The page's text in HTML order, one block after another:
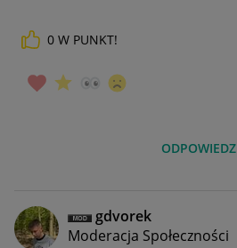
0 W PUNKT!
ODPOWIEDZ
gdvorek
Moderacja Społeczności